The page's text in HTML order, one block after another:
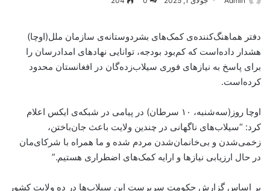
دفتر هماهنگ‌کننده‌ی کمک‌های بشردوستانه‌ی سازمان ملل(اوچا)
هشدار داده‌است که کم‌بود بودجه، توانایی نهادهای امدادرسان را
برای پاسخ به نیازهای فوری سیلاب‌زده‌گان در افغانستان محدود
کرده‌است.
اوچا روز(سه‌شنبه، ۱۰ سرطان) در پیامی در شبکه‌ی ایکس اعلام
کرد: “سیلاب‌های ناگهانی در چندین ولایت باعث جان‌باختن،
زخمی‌شدن و بی‌خانمان‌شدن مردم شده و ما همراه با شرکای‌مان
در حال ارزیابی نیازها و ارایه کمک‌های اضطراری هستیم.”
بر اساس گزارش حکومت سرپرست این سیلاب‌ها در ده ولایت کشور